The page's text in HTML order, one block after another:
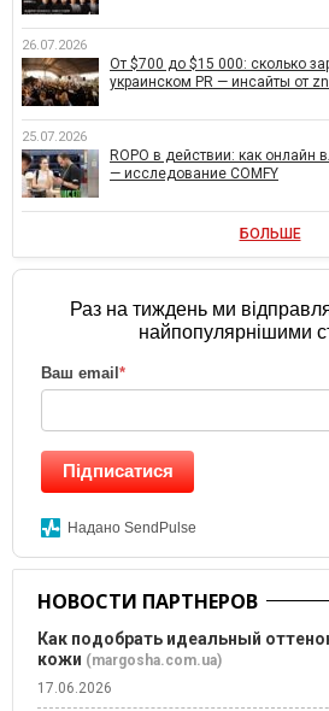
26.07.2026
От $700 до $15 000: сколько
украинском PR — инсайты от
25.07.2026
ROPO в действии: как онлайн
— исследование COMFY
БОЛЬШЕ
Раз на тиждень ми
найпопулярнішими
Ваш email *
Підписатися
Надано SendPulse
НОВОСТИ ПАРТНЕРОВ
Как подобрать идеальный
кожи (margosha.com.ua)
17.06.2026